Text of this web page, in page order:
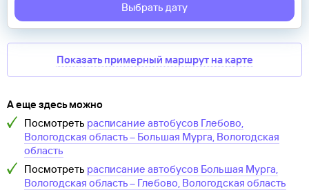
Выбрать дату
Показать примерный маршрут на карте
А еще здесь можно
Посмотреть расписание автобусов Глебово,
Вологодская область– Большая Мурга, Вологодская
область
Посмотреть расписание автобусов Большая Мурга,
Вологодская область– Глебово, Вологодская область